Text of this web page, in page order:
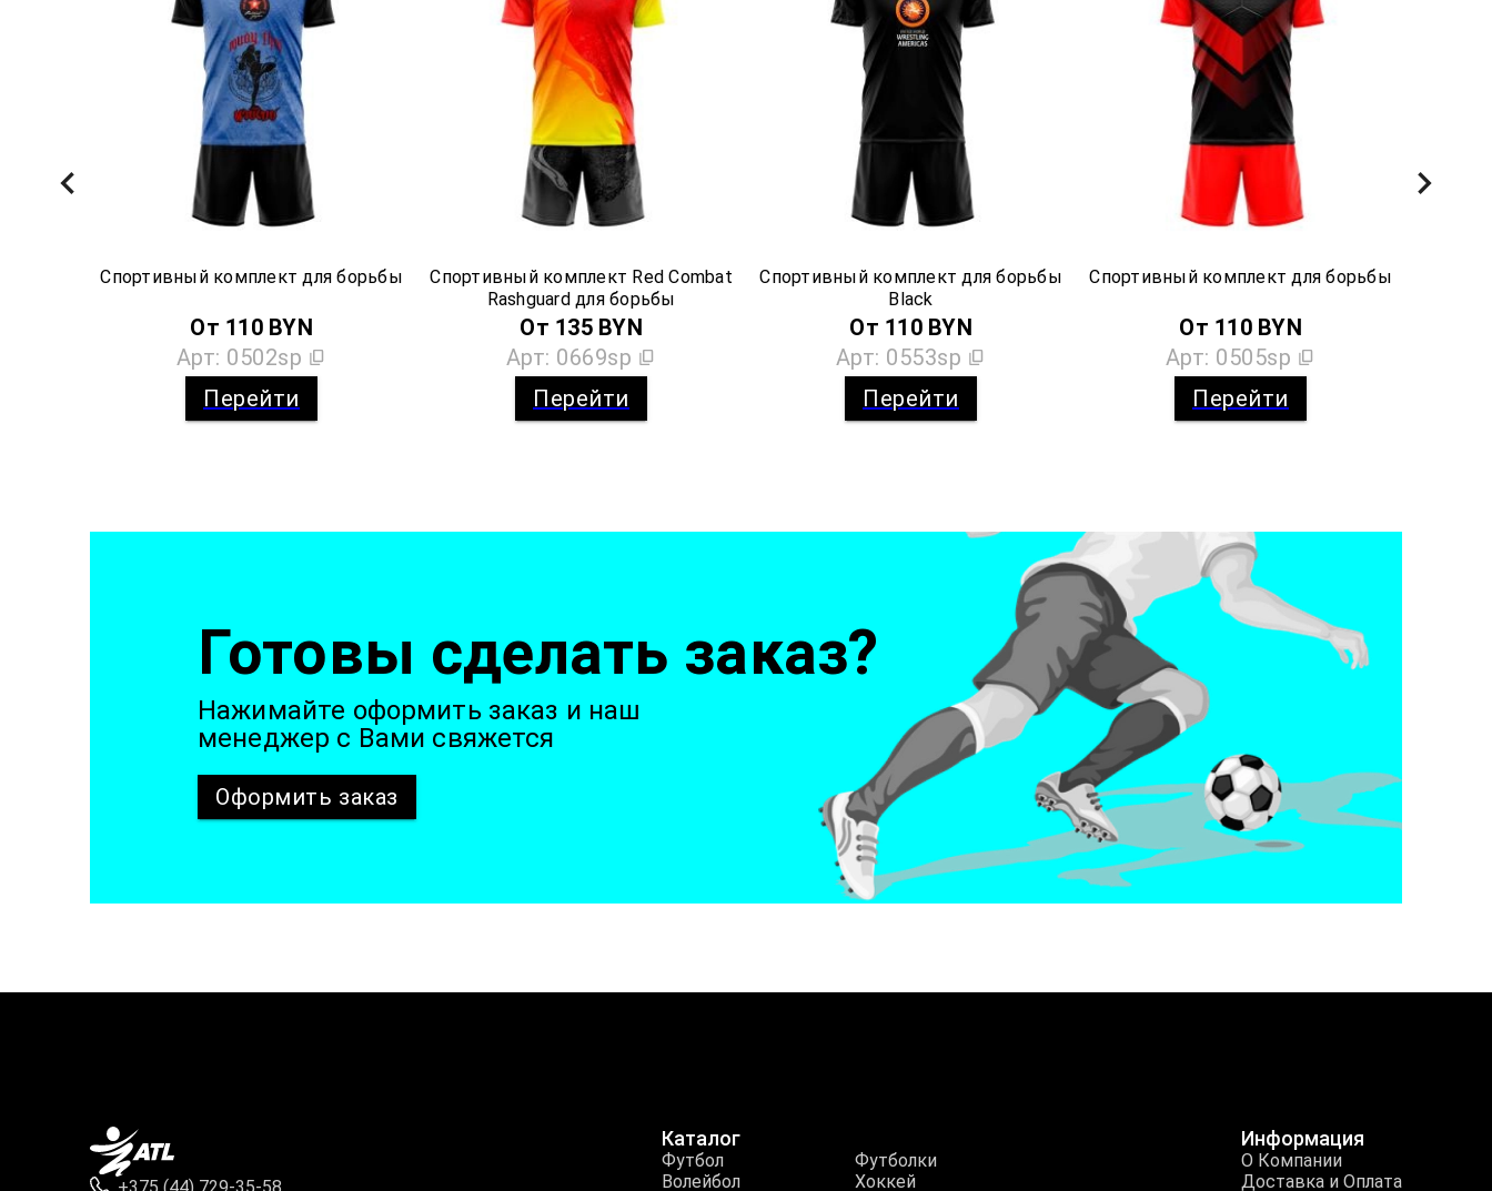
Спортивный комплект для борьбы
От 110BYN
Арт: 0502sp
Перейти
Спортивный комплект Red Combat
Rashguard для борьбы
От 135BYN
Арт: 0669sp
Перейти
Спортивный комплект для борьбы
Black
От 110BYN
Арт: 0553sp
Перейти
Спортивный комплект для борьбы
От 110BYN
Арт: 0505sp
Перейти
Готовы сделать заказ?
Нажимайте оформить заказ и наш
менеджер с Вами свяжется
Оформить заказ
+375 (44) 729-35-58
Каталог
Футбол
Волейбол
Футболки
Хоккей
Информация
О Компании
Доставка и Оплата